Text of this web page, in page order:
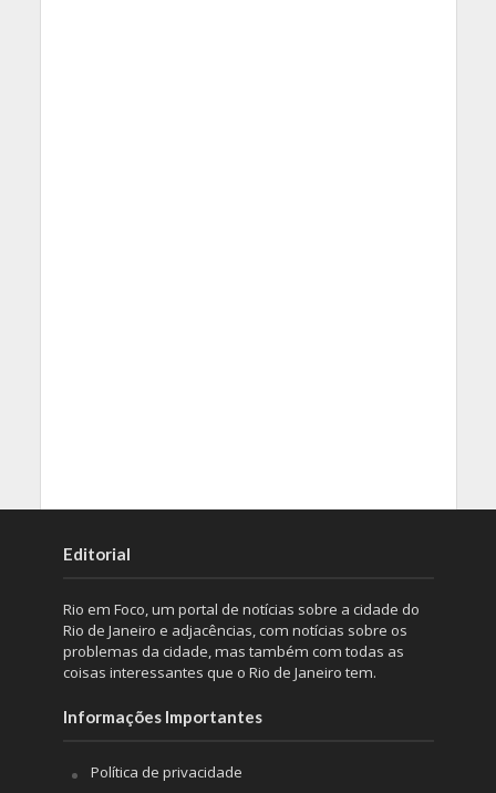
Editorial
Rio em Foco, um portal de notícias sobre a cidade do
Rio de Janeiro e adjacências, com notícias sobre os
problemas da cidade, mas também com todas as
coisas interessantes que o Rio de Janeiro tem.
Informações Importantes
Política de privacidade